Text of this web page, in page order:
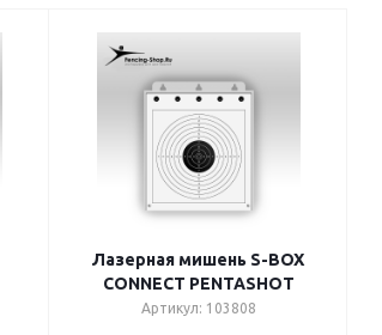
Лазерная мишень S-BOX
CONNECT PENTASHOT
Артикул: 103808